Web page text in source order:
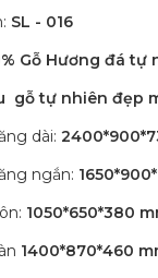
SL - 016
Gỗ Hương đá
gỗ tự nhiên đẹp
dài:
ngắn:
1050*650*380
1400*870*460